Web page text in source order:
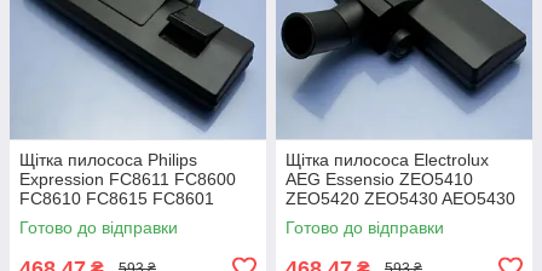
Щітка пилососа Philips
Expression FC8611 FC8600
FC8610 FC8615 FC8601
FC8602 FC8604 FC8606
FC8612 FC8619
Готово до відправки
Щітка пилососа Electrolux
AEG Essensio ZEO5410
ZEO5420 ZEO5430 AEO5430
ZEO5432 двохрежимна
Готово до відправки